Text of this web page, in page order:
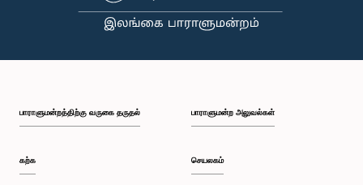
கௌரவ கெளரவ விஜய தஹநாயக்க, பா.உ.,, பா.உ.
பாராளுமன்றத்திற்கு வருகை தருதல்
கற்க
பாராளுமன்ற அலுவல்கள்
செயலகம்